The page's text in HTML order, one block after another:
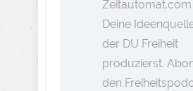
Deine
der DU Freiheit
produzierst.
den